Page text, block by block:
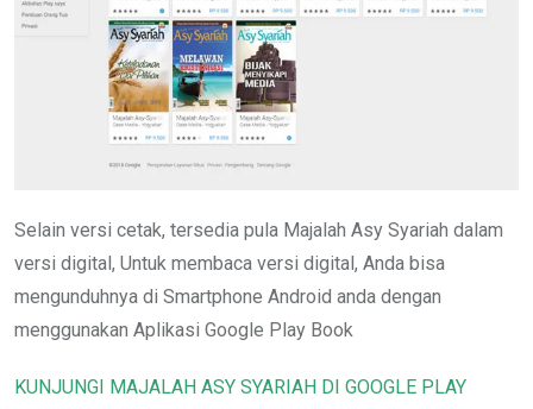
Selain versi cetak, tersedia pula Majalah Asy Syariah dalam
versi digital, Untuk membaca versi digital, Anda bisa
mengunduhnya di Smartphone Android anda dengan
menggunakan Aplikasi Google Play Book
KUNJUNGI MAJALAH ASY SYARIAH DI GOOGLE PLAY